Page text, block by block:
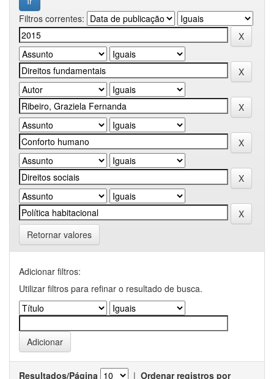
Filtros correntes:
Retornar valores
Adicionar filtros:
Utilizar filtros para refinar o resultado de busca.
Resultados/Página | Ordenar registros por